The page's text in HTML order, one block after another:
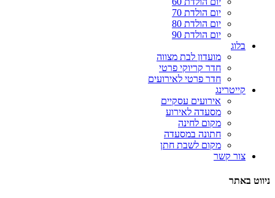
יום הולדת 70
יום הולדת 80
יום הולדת 90
בלוג
מועדון לבת מצווה
חדר קריוקי פרטי
חדר פרטי לאירועים
קייטרינג
אירועים עסקיים
מסעדה לאירוע
מקום לחינה
חתונה במסעדה
מקום לשבת חתן
צור קשר
ניווט באתר